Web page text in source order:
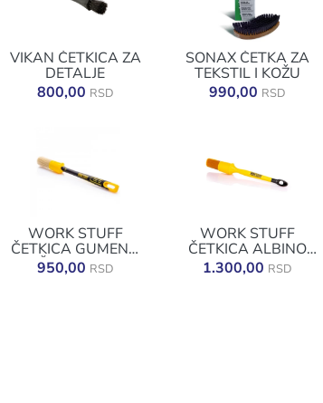
VIKAN ČETKICA ZA
DETALJE
800,00 RSD
SONAX ČETKA ZA
TEKSTIL I KOŽU
990,00 RSD
WORK STUFF
ČETKICA GUMENA
DRŠKA CLASSIC
24MM
950,00 RSD
WORK STUFF
ČETKICA ALBINO
ORANGE 30MM
1.300,00 RSD